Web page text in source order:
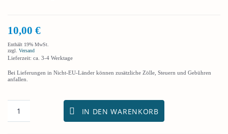
10,00 €
Enthält 19% MwSt.
zzgl. Versand
Lieferzeit: ca. 3-4 Werktage
Bei Lieferungen in Nicht-EU-Länder können zusätzliche Zölle, Steuern und Gebühren
anfallen.
IN DEN WARENKORB